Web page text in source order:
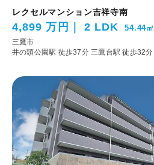
レクセルマンション吉祥寺南
4,899 万円 2 LDK 54.44㎡
三鷹市
井の頭公園駅 徒歩37分三鷹台駅 徒歩32分